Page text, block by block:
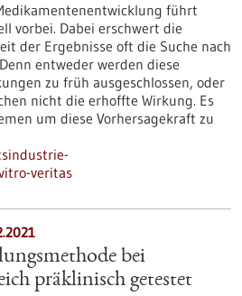
führt
vorbei. Dabei erschwert die
der Ergebnisse oft die Suche nach
entweder werden diese
zu früh ausgeschlossen, oder
nicht die erhoffte Wirkung. Es
um diese Vorhersagekraft zu
veritas
bei
präklinisch getestet